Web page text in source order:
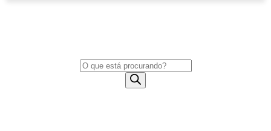
Pesquisar
produtos